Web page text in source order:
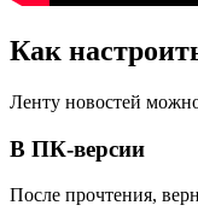
Как
Ленту новостей
В ПК-версии
После прочтения,